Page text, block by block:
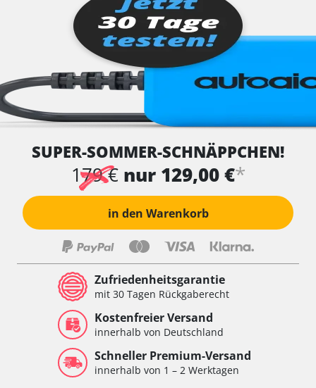
SUPER-SOMMER-SCHNÄPPCHEN!
179 € nur 129,00 €*
in den Warenkorb
Zufriedenheitsgarantie
mit 30 Tagen Rückgaberecht
Kostenfreier Versand
innerhalb von Deutschland
Schneller Premium-Versand
innerhalb von 1 – 2 Werktagen